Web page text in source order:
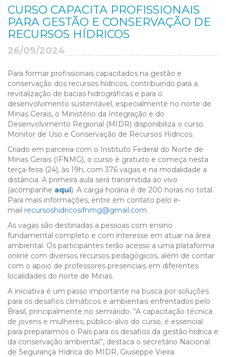
CURSO CAPACITA PROFISSIONAIS
PARA GESTÃO E CONSERVAÇÃO DE
RECURSOS HÍDRICOS
26/09/2024
Para formar profissionais capacitados na gestão e
conservação dos recursos hídricos, contribuindo para a
revitalização de bacias hidrográficas e para o
desenvolvimento sustentável, especialmente no norte de
Minas Gerais, o Ministério da Integração e do
Desenvolvimento Regional (MIDR) disponibiliza o curso
Monitor de Uso e Conservação de Recursos Hídricos.
Criado em parceria com o Instituto Federal do Norte de
Minas Gerais (IFNMG), o curso é gratuito e começa nesta
terça-feira (24), às 19h, com 376 vagas e na modalidade a
distância. A primeira aula será transmitida ao vivo
(acompanhe aqui). A carga horária é de 200 horas no total.
Para mais informações, entre em contato pelo e-
mail recursoshidricosifnmg@gmail.com.
As vagas são destinadas a pessoas com ensino
fundamental completo e com interesse em atuar na área
ambiental. Os participantes terão acesso a uma plataforma
online com diversos recursos pedagógicos, além de contar
com o apoio de professores presenciais em diferentes
localidades do norte de Minas.
A iniciativa é um passo importante na busca por soluções
para os desafios climáticos e ambientais enfrentados pelo
Brasil, principalmente no semiárido. “A capacitação técnica
de jovens e mulheres, público-alvo do curso, é essencial
para prepararmos o País para os desafios da gestão hídrica e
da conservação ambiental”, destaca o secretário Nacional
de Segurança Hídrica do MIDR, Giuseppe Vieira.